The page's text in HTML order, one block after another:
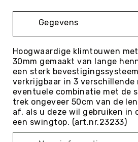
Handbal
Hockey
&
Softbal
Jeu
de
Boules
KanJam
Kin-
Ball
Gegevens
Hoogwaardige klimtouwen
30mm gemaakt van lange
een sterk
verkrijgbaar in 3 verschillende
eventuele combinatie met de
trek ongeveer 50cm van de
af, als u deze wil gebruiken in
een swingtop. (art.nr.23233)